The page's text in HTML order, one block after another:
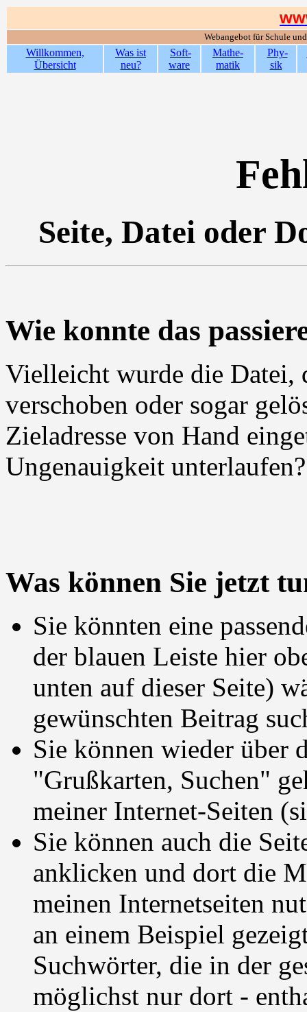
Webangebot für Schule
Willkommen,
Übersicht
Was ist
neu?
Soft-
ware
Mathe-
matik
Phy-
sik
Seite, Datei oder
Wie konnte das
Vielleicht wurde die Datei,
verschoben oder sogar
Zieladresse von Hand
Ungenauigkeit unterlaufen?
Was können Sie jetzt
Sie könnten eine
der blauen Leiste hier
unten auf dieser Seite)
gewünschten Beitrag
Sie können wieder über
"Grußkarten, Suchen"
meiner Internet-Seiten
Sie können auch die
anklicken und dort die
meinen Internetseiten
an einem Beispiel
Suchwörter, die in der
möglichst nur dort -